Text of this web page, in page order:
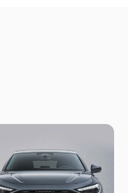
la plataforma
nafta y 204cv y